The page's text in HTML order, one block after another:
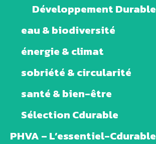
Développement Durable
eau & biodiversité
énergie & climat
sobriété & circularité
santé & bien-être
Sélection Cdurable
PHVA – L’essentiel-Cdurable